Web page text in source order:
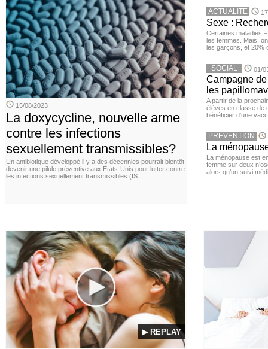
15/08/2023
La doxycycline, nouvelle arme
contre les infections
sexuellement transmissibles?
Un antibiotique développé il y a des décennies pourrait bientôt
devenir une pilule préventive aux États-Unis pour lutter contre
les infections sexuellement transmissibles (IS
ACTUALITE
Sexe :
Certaines maladies
les femmes. Mais,
les garçons, et 20%
SOCIAL 01/
Campagne
les
A partir de la
élèves en classe de
bénéficier d'une
PREVENTION
La
La ménopause est
femme sur deux
alors qu’un suivi
▶ REPLAY